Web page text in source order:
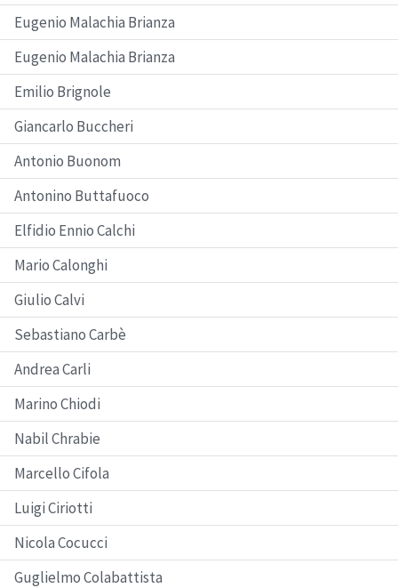
Eugenio Malachia Brianza
Eugenio Malachia Brianza
Emilio Brignole
Giancarlo Buccheri
Antonio Buonom
Antonino Buttafuoco
Elfidio Ennio Calchi
Mario Calonghi
Giulio Calvi
Sebastiano Carbè
Andrea Carli
Marino Chiodi
Nabil Chrabie
Marcello Cifola
Luigi Ciriotti
Nicola Cocucci
Guglielmo Colabattista